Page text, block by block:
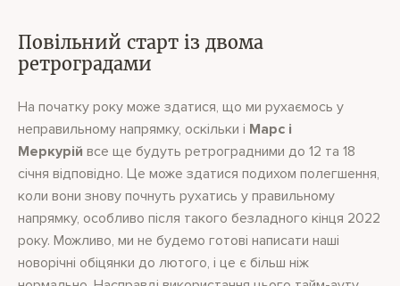
Повільний старт із двома
ретроградами
На початку року може здатися, що ми рухаємось у
неправильному напрямку, оскільки і Марс і
Меркурій все ще будуть ретроградними до 12 та 18
січня відповідно. Це може здатися подихом полегшення,
коли вони знову почнуть рухатись у правильному
напрямку, особливо після такого безладного кінця 2022
року. Можливо, ми не будемо готові написати наші
новорічні обіцянки до лютого, і це є більш ніж